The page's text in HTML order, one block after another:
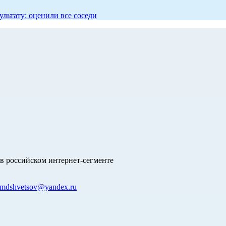
оценили все соседи
интернет-сегменте
mdshvetsov@yandex.ru